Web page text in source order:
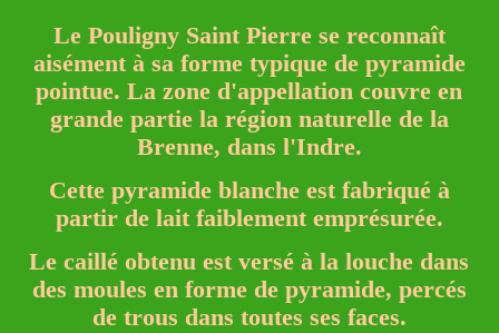
Le Pouligny Saint Pierre se reconnaît
aisément à sa forme typique de pyramide
pointue. La zone d'appellation couvre en
grande partie la région naturelle de la
Brenne, dans l'Indre.
Cette pyramide blanche est fabriqué à
partir de lait faiblement emprésurée.
Le caillé obtenu est versé à la louche dans
des moules en forme de pyramide, percés
de trous dans toutes ses faces.